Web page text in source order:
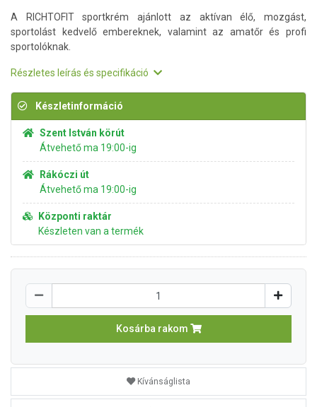
A RICHTOFIT sportkrém ajánlott az aktívan élő, mozgást,
sportolást kedvelő embereknek, valamint az amatőr és profi
sportolóknak.
Részletes leírás és specifikáció
Készletinformáció
Szent István körút
Átvehető ma 19:00-ig
Rákóczi út
Átvehető ma 19:00-ig
Központi raktár
Készleten van a termék
Kosárba rakom
Kívánságlista